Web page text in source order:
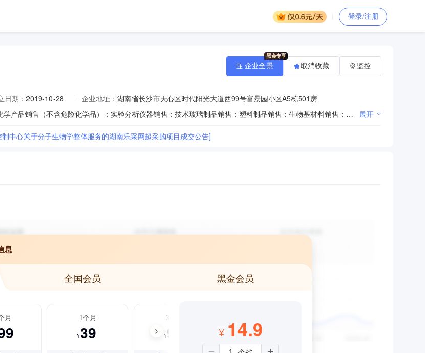
登录/注册
日期： 2019-10-28 企业地址： 湖南省长沙市天心区时代阳光大道西99号富景园小区A5栋501房
一般项目：生物化工产品技术研发；专用化学产品销售（不含危险化学品）；实验分析仪器销售；技术玻璃制品销售；塑料制品销售；生物基材料销售；医护人员防护用品零售（除依法须经批准的项目外，凭营业执照依法自主开展经营活动） 展开
中心关于分子生物学整体服务的湖南乐采网超采购项目成交公告]
企业全景 取消收藏 监控
息
全国会员 黑金会员
月 1个月
¥39
3个月
¥99 ¥ 14.9